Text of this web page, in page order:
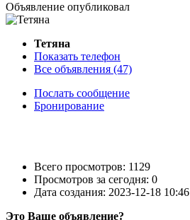
Объявление опубликовал
Тетяна
Показать телефон
Все объявления (47)
Послать сообщение
Бронирование
Всего просмотров: 1129
Просмотров за сегодня: 0
Дата создания: 2023-12-18 10:46
Это Ваше объявление?